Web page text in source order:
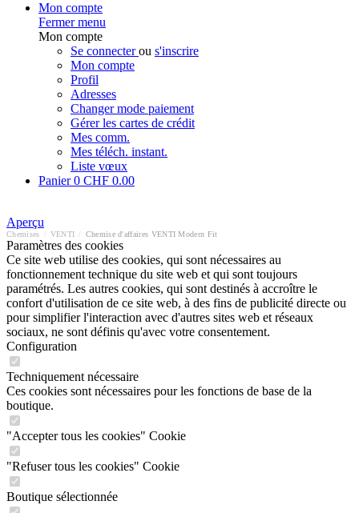
Mon compte
Fermer menu
Mon compte
Se connecterou s'inscrire
Mon compte
Profil
Adresses
Changer mode paiement
Gérer les cartes de crédit
Mes comm.
Mes téléch. instant.
Liste vœux
Panier0 CHF 0.00
Aperçu
Chemises VENTI Chemise d'affaires VENTI Modern Fit
Paramètres des cookies
Ce site web utilise des cookies, qui sont nécessaires au
fonctionnement technique du site web et qui sont toujours
paramétrés. Les autres cookies, qui sont destinés à accroître le
confort d'utilisation de ce site web, à des fins de publicité directe ou
pour simplifier l'interaction avec d'autres sites web et réseaux
sociaux, ne sont définis qu'avec votre consentement.
Configuration
Techniquement nécessaire
Ces cookies sont nécessaires pour les fonctions de base de la
boutique.
"Accepter tous les cookies" Cookie
"Refuser tous les cookies" Cookie
Boutique sélectionnée